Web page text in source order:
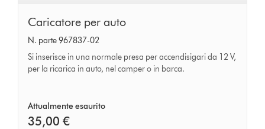
Caricatore
per
auto
Caricatore per auto
N. parte 967837-02
Si inserisce in una normale presa per accendisigari da 12 V,
per la ricarica in auto, nel camper o in barca.
Attualmente esaurito
35,00 €